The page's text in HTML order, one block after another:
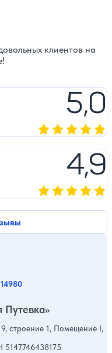
клиентов на
5,0
4,9
строение 1, Помещение I,